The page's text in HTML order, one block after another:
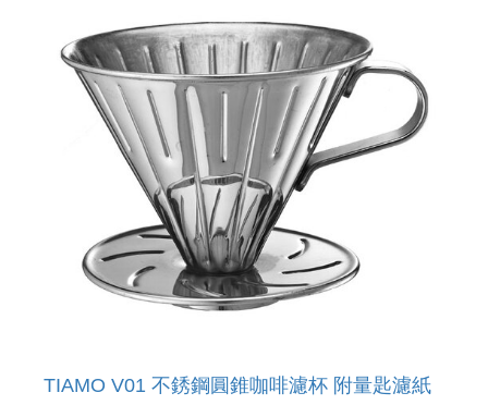
TIAMO V01 不銹鋼圓錐咖啡濾杯 附量匙濾紙